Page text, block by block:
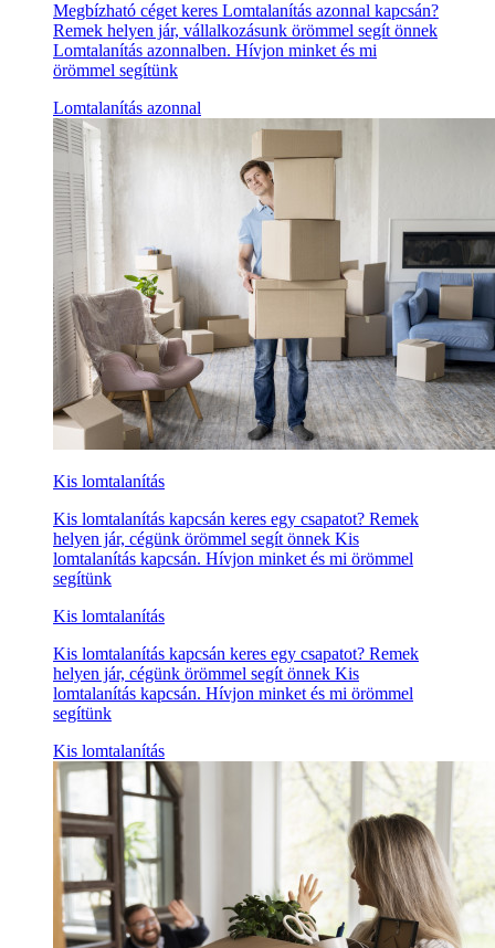
Megbízható céget keres Lomtalanítás azonnal kapcsán?
Remek helyen jár, vállalkozásunk örömmel segít önnek
Lomtalanítás azonnalben. Hívjon minket és mi
örömmel segítünk
Lomtalanítás azonnal
Kis lomtalanítás
Kis lomtalanítás kapcsán keres egy csapatot? Remek
helyen jár, cégünk örömmel segít önnek Kis
lomtalanítás kapcsán. Hívjon minket és mi örömmel
segítünk
Kis lomtalanítás
Kis lomtalanítás kapcsán keres egy csapatot? Remek
helyen jár, cégünk örömmel segít önnek Kis
lomtalanítás kapcsán. Hívjon minket és mi örömmel
segítünk
Kis lomtalanítás